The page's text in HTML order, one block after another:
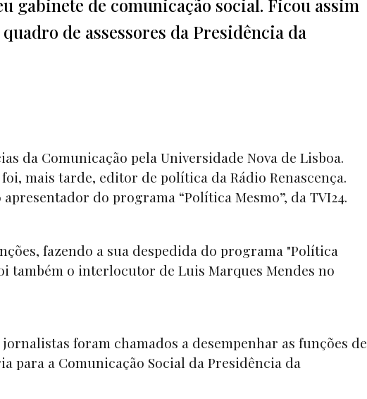
gabinete de comunicação social. Ficou assim
de assessores da Presidência da
da Comunicação pela Universidade Nova de Lisboa.
mais tarde, editor de política da Rádio Renascença.
do programa “Política Mesmo”, da TVI24.
fazendo a sua despedida do programa "Política
também o interlocutor de Luis Marques Mendes no
foram chamados a desempenhar as funções de
para a Comunicação Social da Presidência da